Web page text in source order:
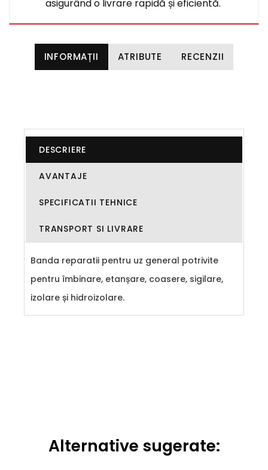
asigurând o livrare rapidă și eficientă.
INFORMAȚII ATRIBUTE RECENZII
DESCRIERE
AVANTAJE
SPECIFICATII TEHNICE
TRANSPORT SI LIVRARE
Banda reparatii pentru uz general potrivite
pentru îmbinare, etanșare, coasere, sigilare,
izolare și hidroizolare.
Alternative sugerate: